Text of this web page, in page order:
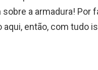
a armadura! Por
então, com tudo